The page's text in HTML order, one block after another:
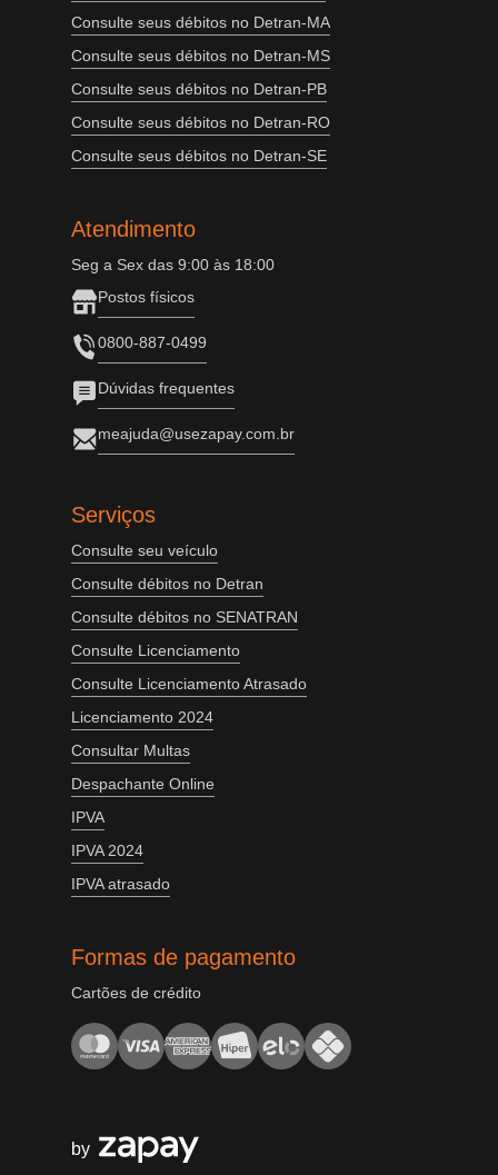
Consulte seus débitos no Detran-MA
Consulte seus débitos no Detran-MS
Consulte seus débitos no Detran-PB
Consulte seus débitos no Detran-RO
Consulte seus débitos no Detran-SE
Atendimento
Seg a Sex das 9:00 às 18:00
Postos físicos
0800-887-0499
Dúvidas frequentes
meajuda@usezapay.com.br
Serviços
Consulte seu veículo
Consulte débitos no Detran
Consulte débitos no SENATRAN
Consulte Licenciamento
Consulte Licenciamento Atrasado
Licenciamento 2024
Consultar Multas
Despachante Online
IPVA
IPVA 2024
IPVA atrasado
Formas de pagamento
Cartões de crédito
by